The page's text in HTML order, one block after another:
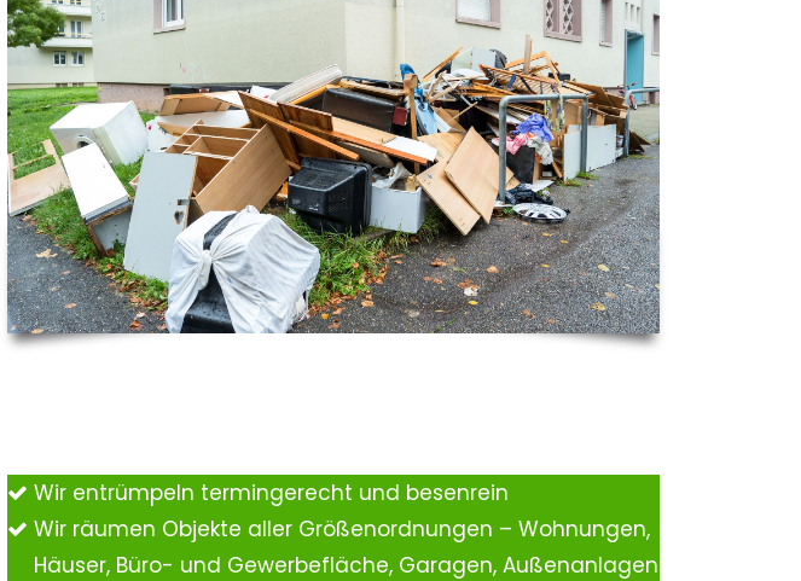
Wir entrümpeln termingerecht und besenrein
Wir räumen Objekte aller Größenordnungen – Wohnungen,
Häuser, Büro- und Gewerbefläche, Garagen, Außenanlagen